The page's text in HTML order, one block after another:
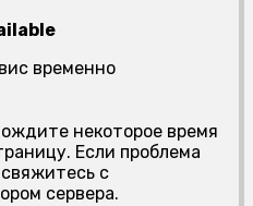
временно
некоторое время
Если проблема
с
сервера.